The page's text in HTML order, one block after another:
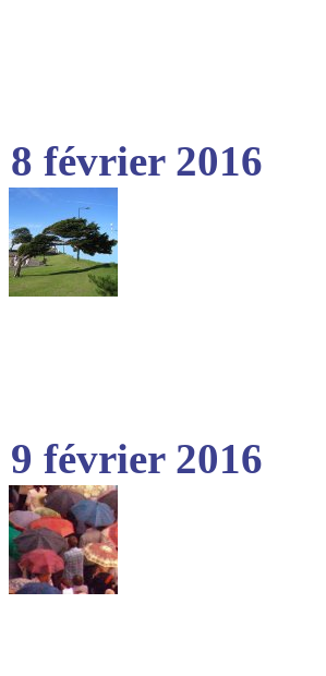
8 février 2016
9 février 2016